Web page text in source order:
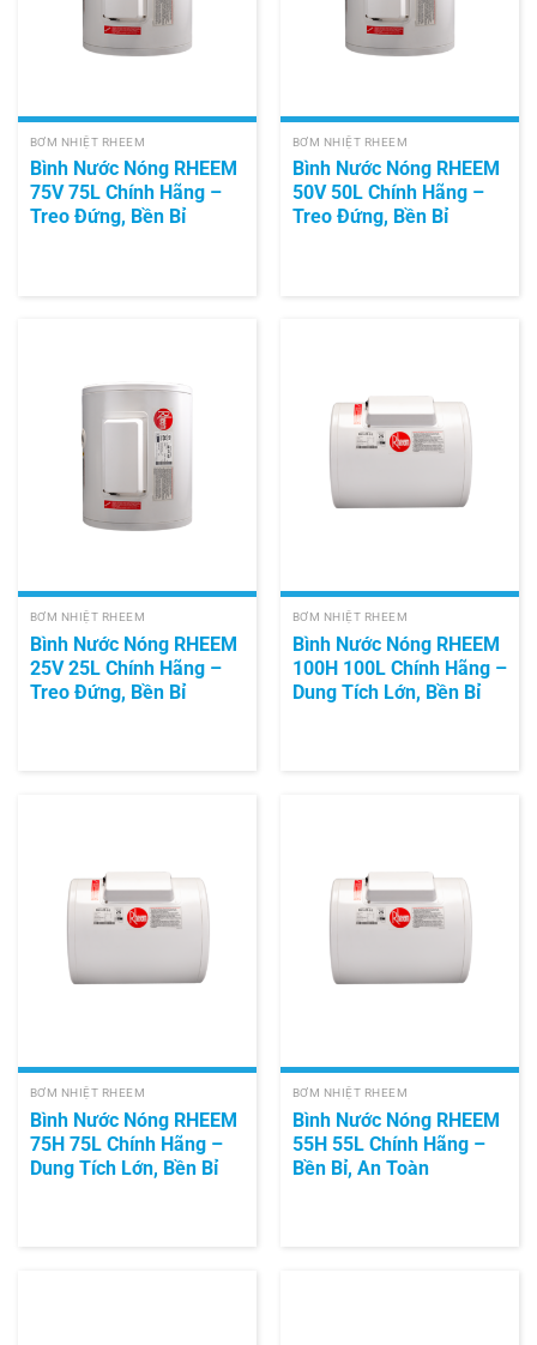
BƠM NHIỆT RHEEM
Bình Nước Nóng RHEEM
75V 75L Chính Hãng –
Treo Đứng, Bền Bỉ
BƠM NHIỆT RHEEM
Bình Nước Nóng RHEEM
50V 50L Chính Hãng –
Treo Đứng, Bền Bỉ
BƠM NHIỆT RHEEM
Bình Nước Nóng RHEEM
25V 25L Chính Hãng –
Treo Đứng, Bền Bỉ
BƠM NHIỆT RHEEM
Bình Nước Nóng RHEEM
100H 100L Chính Hãng –
Dung Tích Lớn, Bền Bỉ
BƠM NHIỆT RHEEM
Bình Nước Nóng RHEEM
75H 75L Chính Hãng –
Dung Tích Lớn, Bền Bỉ
BƠM NHIỆT RHEEM
Bình Nước Nóng RHEEM
55H 55L Chính Hãng –
Bền Bỉ, An Toàn